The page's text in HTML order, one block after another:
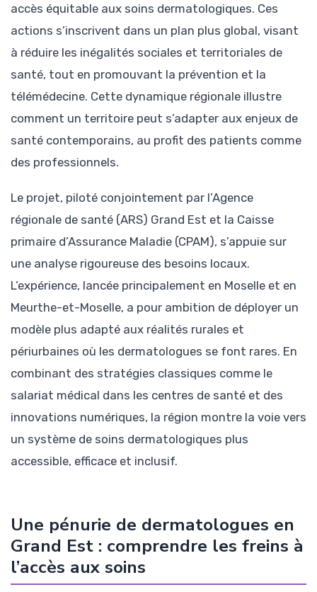
accès équitable aux soins dermatologiques. Ces
actions s’inscrivent dans un plan plus global, visant
à réduire les inégalités sociales et territoriales de
santé, tout en promouvant la prévention et la
télémédecine. Cette dynamique régionale illustre
comment un territoire peut s’adapter aux enjeux de
santé contemporains, au profit des patients comme
des professionnels.
Le projet, piloté conjointement par l’Agence
régionale de santé (ARS) Grand Est et la Caisse
primaire d’Assurance Maladie (CPAM), s’appuie sur
une analyse rigoureuse des besoins locaux.
L’expérience, lancée principalement en Moselle et en
Meurthe-et-Moselle, a pour ambition de déployer un
modèle plus adapté aux réalités rurales et
périurbaines où les dermatologues se font rares. En
combinant des stratégies classiques comme le
salariat médical dans les centres de santé et des
innovations numériques, la région montre la voie vers
un système de soins dermatologiques plus
accessible, efficace et inclusif.
Une pénurie de dermatologues en
Grand Est : comprendre les freins à
l’accès aux soins